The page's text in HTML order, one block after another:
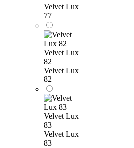
Velvet Lux
77
Velvet Lux
82
Velvet Lux
82
Velvet Lux
83
Velvet Lux
83